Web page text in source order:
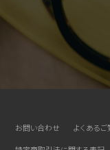
お問い合わせ よくあるご